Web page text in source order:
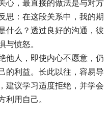
心，最直接的做法是与对方
思：在这段关系中，我的期
什么？透过良好的沟通，彼
愤怒。
他人，即使内心不愿意，仍
的利益。长此以往，容易导
建议学习适度拒绝，并学会
用自己。